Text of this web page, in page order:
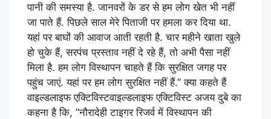
पानी की समस्या है. जानवरों के डर से हम लोग खेत भी नहीं
जा पाते हैं. पिछले साल मेरे पिताजी पर हमला कर दिया था.
यहां पर बाघों की आवाज आती रहती है. चार महीने खाता खुले
हो चुके हैं, सरपंच प्रस्ताव नहीं दे रहे हैं, तो अभी पैसा नहीं
मिला है. हम लोग विस्थापन चाहते हैं कि सुरक्षित जगह पर
पहुंच जाएं. यहां पर हम लोग सुरक्षित नहीं हैं.” क्या कहते हैं
वाइल्डलाइफ एक्टिविस्टवाइल्डलाइफ एक्टिविस्ट अजय दुबे का
कहना है कि, ”नौरादेही टाइगर रिजर्व में विस्थापन की